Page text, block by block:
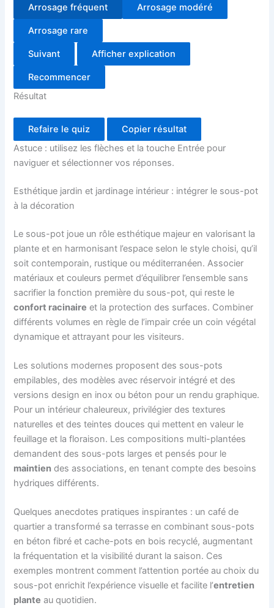
Arrosage fréquent
Arrosage modéré
Arrosage rare
Suivant Afficher explication
Recommencer
Résultat
Refaire le quiz
Copier résultat
Astuce : utilisez les flèches et la touche Entrée pour
naviguer et sélectionner vos réponses.
Esthétique jardin et jardinage intérieur : intégrer le sous-pot
à la décoration
Le sous-pot joue un rôle esthétique majeur en valorisant la
plante et en harmonisant l’espace selon le style choisi, qu’il
soit contemporain, rustique ou méditerranéen. Associer
matériaux et couleurs permet d’équilibrer l’ensemble sans
sacrifier la fonction première du sous-pot, qui reste le
confort racinaire et la protection des surfaces. Combiner
différents volumes en règle de l’impair crée un coin végétal
dynamique et attrayant pour les visiteurs.
Les solutions modernes proposent des sous-pots
empilables, des modèles avec réservoir intégré et des
versions design en inox ou béton pour un rendu graphique.
Pour un intérieur chaleureux, privilégier des textures
naturelles et des teintes douces qui mettent en valeur le
feuillage et la floraison. Les compositions multi-plantées
demandent des sous-pots larges et pensés pour le
maintien des associations, en tenant compte des besoins
hydriques différents.
Quelques anecdotes pratiques inspirantes : un café de
quartier a transformé sa terrasse en combinant sous-pots
en béton fibré et cache-pots en bois recyclé, augmentant
la fréquentation et la visibilité durant la saison. Ces
exemples montrent comment l’attention portée au choix du
sous-pot enrichit l’expérience visuelle et facilite l’entretien
plante au quotidien.